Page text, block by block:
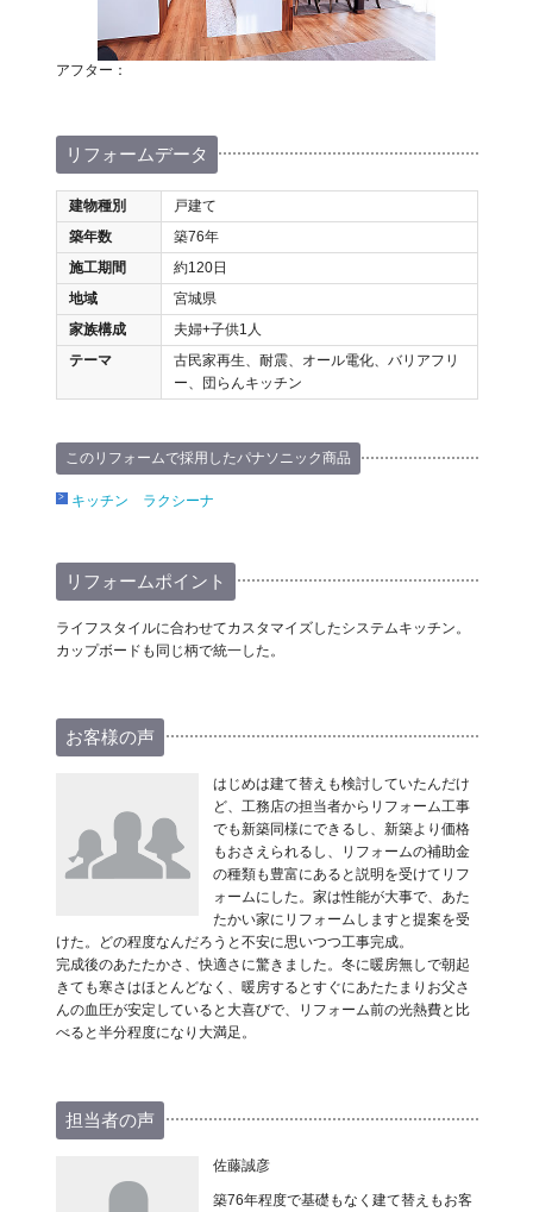
アフター：
リフォームデータ
建物種別
戸建て
築年数
築76年
施工期間
約120日
地域
宮城県
家族構成
夫婦+子供1人
テーマ
古民家再生、耐震、オール電化、バリアフリ
ー、団らんキッチン
このリフォームで採用したパナソニック商品
キッチン ラクシーナ
リフォームポイント
ライフスタイルに合わせてカスタマイズしたシステムキッチン。
カップボードも同じ柄で統一した。
お客様の声
はじめは建て替えも検討していたんだけ
ど、工務店の担当者からリフォーム工事
でも新築同様にできるし、新築より価格
もおさえられるし、リフォームの補助金
の種類も豊富にあると説明を受けてリフ
ォームにした。家は性能が大事で、あた
たかい家にリフォームしますと提案を受
けた。どの程度なんだろうと不安に思いつつ工事完成。
完成後のあたたかさ、快適さに驚きました。冬に暖房無しで朝起
きても寒さはほとんどなく、暖房するとすぐにあたたまりお父さ
んの血圧が安定していると大喜びで、リフォーム前の光熱費と比
べると半分程度になり大満足。
担当者の声
佐藤誠彦
築76年程度で基礎もなく建て替えもお客